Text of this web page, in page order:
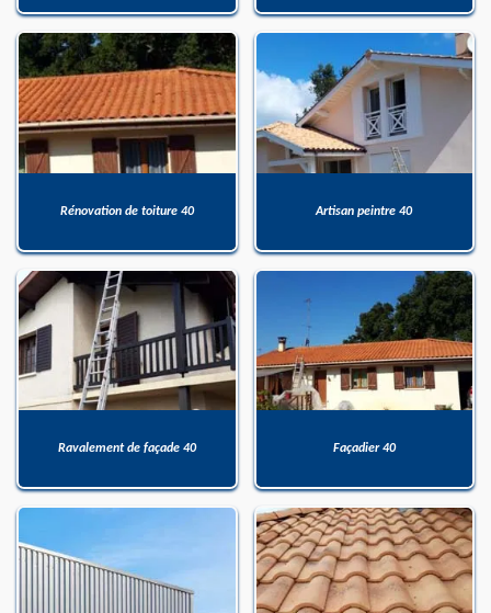
Rénovation de toiture 40 Artisan peintre 40
Ravalement de façade 40 Façadier 40